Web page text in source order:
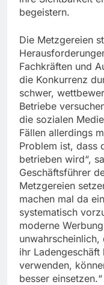
begeistern.
Die Metzgereien
Fachkräften und
die Konkurrenz
schwer,
Betriebe
die sozialen
Fällen allerdings
Problem ist, dass
betrieben wird“,
Geschäftsführer
Metzgereien
machen mal da
systematisch
moderne
unwahrscheinlich,
ihr
verwenden,
besser einsetzen.“